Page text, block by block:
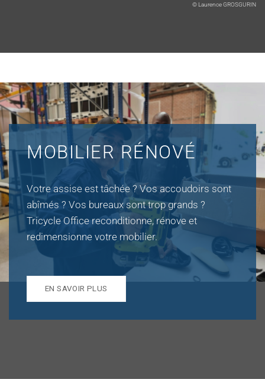
© Laurence GROSGURIN
MOBILIER RÉNOVÉ
Votre assise est tâchée ? Vos accoudoirs sont
abîmés ? Vos bureaux sont trop grands ?
Tricycle Office reconditionne, rénove et
redimensionne votre mobilier.
EN SAVOIR PLUS